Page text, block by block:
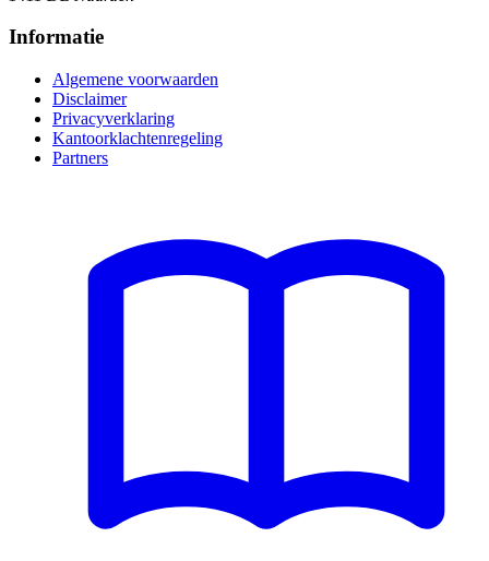
Informatie
Algemene voorwaarden
Disclaimer
Privacyverklaring
Kantoorklachtenregeling
Partners